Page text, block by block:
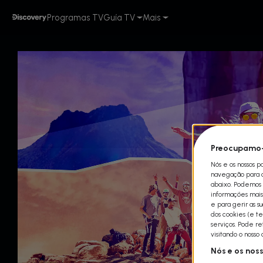
Programas TVGuía TV Mais
Nós e os
navegação para
abaixo.
informações
e para gerir as
dos cookies (e
serviços. Pode
visitando o
Nós e os